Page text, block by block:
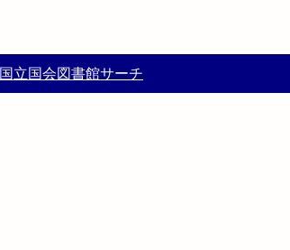
国立国会図書館サーチ